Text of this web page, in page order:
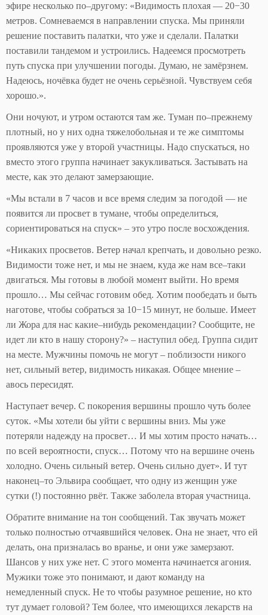
эфире несколько по–другому: «Видимость плохая — 20−30
метров. Сомневаемся в направлении спуска. Мы приняли
решение поставить палатки, что уже и сделали. Палатки
поставили тандемом и устроились. Надеемся просмотреть
путь спуска при улучшении погоды. Думаю, не замёрзнем.
Надеюсь, ночёвка будет не очень серьёзной. Чувствуем себя
хорошо.».
Они ночуют, и утром остаются там же. Туман по–прежнему
плотный, но у них одна тяжелобольная и те же симптомы
проявляются уже у второй участницы. Надо спускаться, но
вместо этого группа начинает закукливаться. Застывать на
месте, как это делают замерзающие.
«Мы встали в 7 часов и все время следим за погодой — не
появится ли просвет в тумане, чтобы определиться,
сориентироваться на спуск» – это утро после восхождения.
«Никаких просветов. Ветер начал крепчать, и довольно резко.
Видимости тоже нет, и мы не знаем, куда же нам все–таки
двигаться. Мы готовы в любой момент выйти. Но время
прошло… Мы сейчас готовим обед. Хотим пообедать и быть
наготове, чтобы собраться за 10−15 минут, не больше. Имеет
ли Жора для нас какие–нибудь рекомендации? Сообщите, не
идет ли кто в нашу сторону?» – наступил обед. Группа сидит
на месте. Мужчины помочь не могут – поблизости никого
нет, сильный ветер, видимость никакая. Общее мнение –
авось пересидят.
Наступает вечер. С покорения вершины прошло чуть более
суток. «Мы хотели бы уйти с вершины вниз. Мы уже
потеряли надежду на просвет… И мы хотим просто начать…
по всей вероятности, спуск… Потому что на вершине очень
холодно. Очень сильный ветер. Очень сильно дует». И тут
наконец–то Эльвира сообщает, что одну из женщин уже
сутки (!) постоянно рвёт. Также заболела вторая участница.
Обратите внимание на тон сообщений. Так звучать может
только полностью отчаявшийся человек. Она не знает, что ей
делать, она призналась во вранье, и они уже замерзают.
Шансов у них уже нет. С этого момента начинается агония.
Мужики тоже это понимают, и дают команду на
немедленный спуск. Не то чтобы разумное решение, но кто
тут думает головой? Тем более, что имеющихся лекарств на